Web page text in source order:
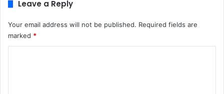
Leave a Reply
Your email address will not be published. Required fields are
marked *